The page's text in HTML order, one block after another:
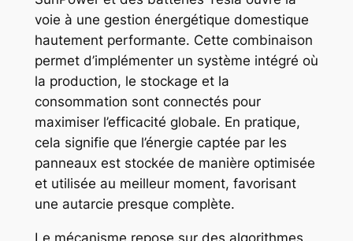
voie à une gestion énergétique domestique
hautement performante. Cette combinaison
permet d’implémenter un système intégré où
la production, le stockage et la
consommation sont connectés pour
maximiser l’efficacité globale. En pratique,
cela signifie que l’énergie captée par les
panneaux est stockée de manière optimisée
et utilisée au meilleur moment, favorisant
une autarcie presque complète.